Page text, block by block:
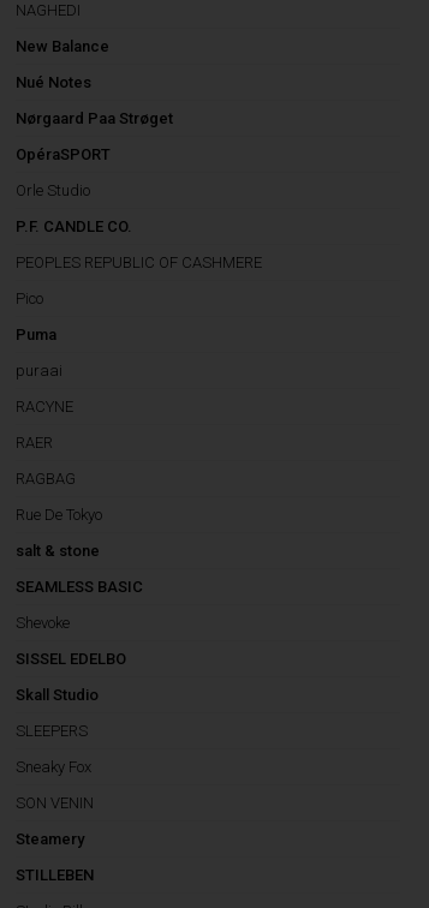
NAGHEDI
New Balance
Nué Notes
Nørgaard Paa Strøget
OpéraSPORT
Orle Studio
P.F. CANDLE CO.
PEOPLES REPUBLIC OF CASHMERE
Pico
Puma
puraai
RACYNE
RAER
RAGBAG
Rue De Tokyo
salt & stone
SEAMLESS BASIC
Shevoke
SISSEL EDELBO
Skall Studio
SLEEPERS
Sneaky Fox
SON VENIN
Steamery
STILLEBEN